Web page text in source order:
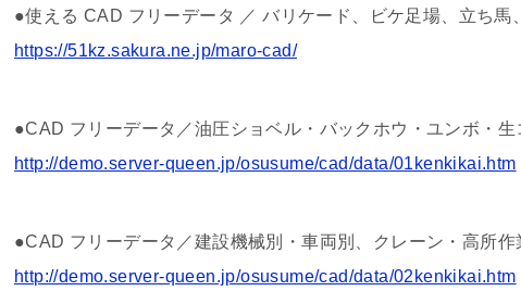
●使える CAD フリーデータ ／ バリケード、ビケ足場、立ち馬
https://51kz.sakura.ne.jp/maro-cad/
●CAD フリーデータ／油圧ショベル・バックホウ・ユンボ・生
http://demo.server-queen.jp/osusume/cad/data/01kenkikai.htm
●CAD フリーデータ／建設機械別・車両別、クレーン・高所作
http://demo.server-queen.jp/osusume/cad/data/02kenkikai.htm